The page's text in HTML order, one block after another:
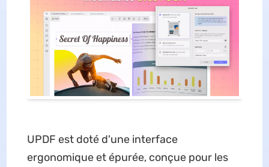
UPDF est doté d'une interface
ergonomique et épurée, conçue pour les